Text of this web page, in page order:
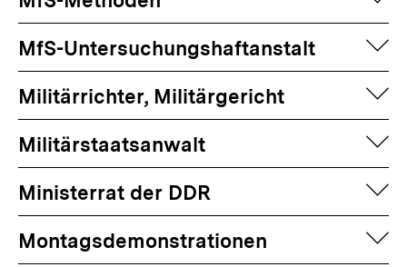
MfS-Untersuchungshaftanstalt
Militärrichter, Militärgericht
Militärstaatsanwalt
Ministerrat der DDR
Montagsdemonstrationen